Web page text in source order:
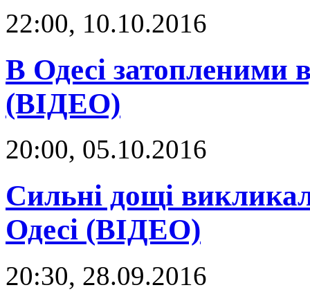
22:00, 10.10.2016
В Одесі затопленими
(ВІДЕО)
20:00, 05.10.2016
Сильні дощі
Одесі (ВІДЕО)
20:30, 28.09.2016